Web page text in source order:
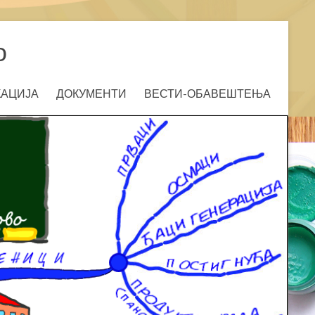
ДОКУМЕНТИ ВЕСТИ-ОБАВЕШТЕЊА